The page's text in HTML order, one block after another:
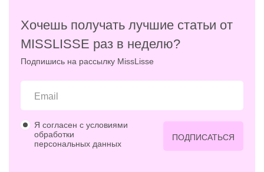
Хочешь получать лучшие статьи от
MISSLISSE раз в неделю?
Подпишись на рассылку MissLisse
Я согласен с условиями
обработки
персональных данных
ПОДПИСАТЬСЯ